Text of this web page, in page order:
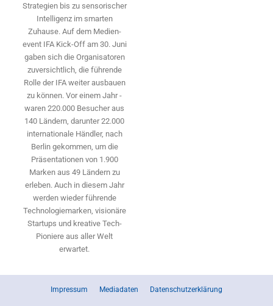
Strategien bis zu sensorischer
Intelligenz im smarten
Zuhause. Auf dem Medien­
event IFA Kick-Off am 30. Juni
gaben sich die Organisatoren
zuversichtlich, die führende
Rolle der IFA weiter ausbauen
zu können. Vor einem Jahr ­
waren 220.000 Besucher aus
140 ­Ländern, ­darunter 22.000
internationale Händler, nach
Berlin gekommen, um die
Präsen­tationen von 1.900
Marken aus 49 Ländern zu
erleben. Auch in diesem Jahr
werden wieder führende
Technologiemarken, visionäre
Startups und ­kreative Tech-
Pioniere aus aller Welt
erwartet.
Impressum Mediadaten Datenschutzerklärung